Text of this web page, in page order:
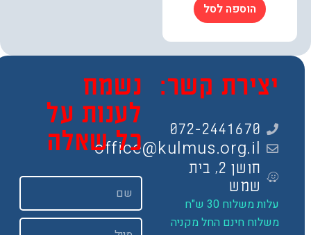
הוספה לסל
קשר:
072-2441670
office@kulmus.org.il
חושן 2, בית
שמש
משלוח 30 ש"ח
חינם החל מקניה
נשמח
לענות על
כל שאלה
Email